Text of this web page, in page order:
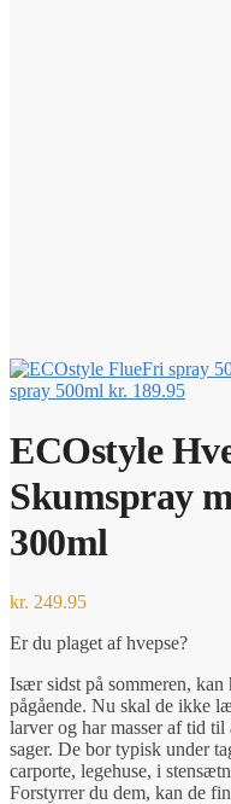
spray 500ml kr. 189.95
ECOstyle
Skumspray
300ml
kr. 249.95
Er du plaget af hvepse?
Især sidst på sommeren, kan
pågående. Nu skal de ikke
larver og har masser af tid til
sager. De bor typisk under
carporte, legehuse, i
Forstyrrer du dem, kan de